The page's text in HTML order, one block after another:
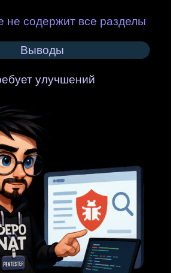
не содержит все разделы
Выводы
улучшений